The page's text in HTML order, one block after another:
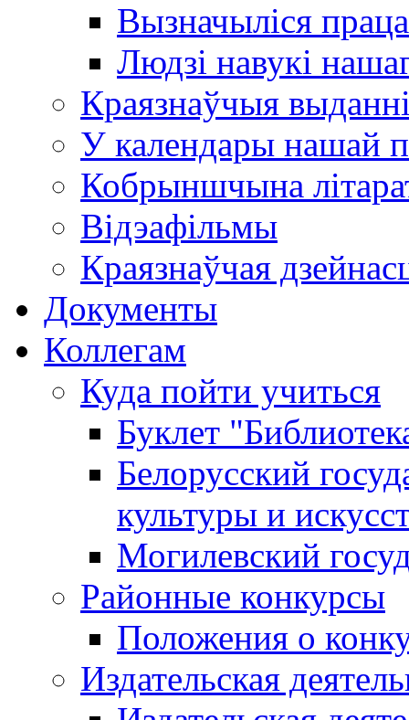
Вызначыліся
Людзі навукі
Краязнаўчыя
У календары нашай
Кобрыншчына
Відэафільмы
Краязнаўчая
Документы
Коллегам
Куда пойти учиться
Буклет
Белорусский
культуры и
Могилевский
Районные конкурсы
Положения о
Издательская